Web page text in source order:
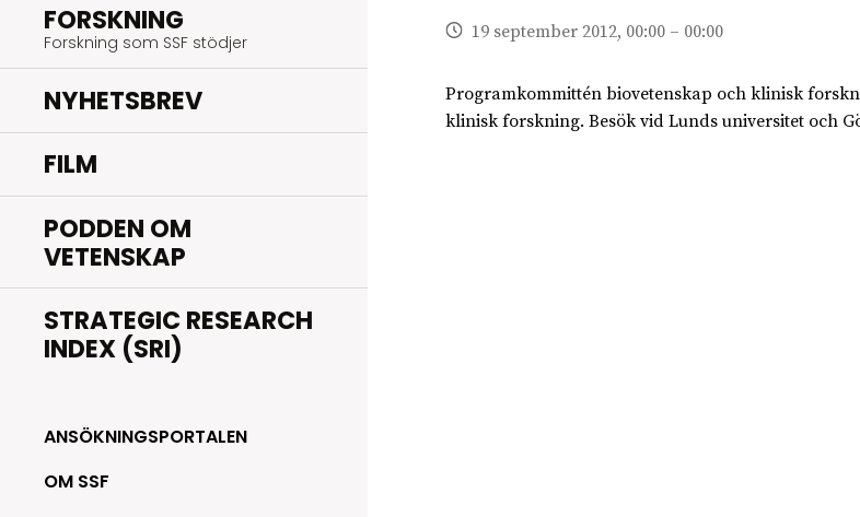
FORSKNING
Forskning som SSF stödjer
NYHETSBREV
FILM
PODDEN OM
VETENSKAP
STRATEGIC RESEARCH
INDEX (SRI)
ANSÖKNINGSPORTALEN
OM SSF
19 september 2012, 00:00 – 00:00
Programkommittén biovetenskap och klinisk
klinisk forskning. Besök vid Lunds universitet och